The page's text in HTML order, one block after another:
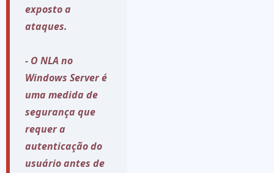
exposto a
ataques.
- O NLA no
Windows Server é
uma medida de
segurança que
requer a
autenticação do
usuário antes de